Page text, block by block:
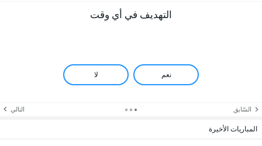
التهديف في أي وقت
نعم لا
السّابق التالي
المباريات الأخيرة